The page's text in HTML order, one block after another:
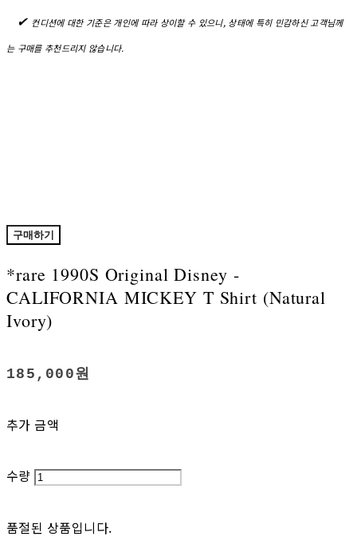
✔︎ 컨디션에 대한 기준은 개인에 따라 상이할 수 있으니, 상태에 특히 민감하신 고객님께
는 구매를 추천드리지 않습니다.
구매하기
*rare 1990S Original Disney -
CALIFORNIA MICKEY T Shirt (Natural
Ivory)
185,000원
추가 금액
수량
품절된 상품입니다.